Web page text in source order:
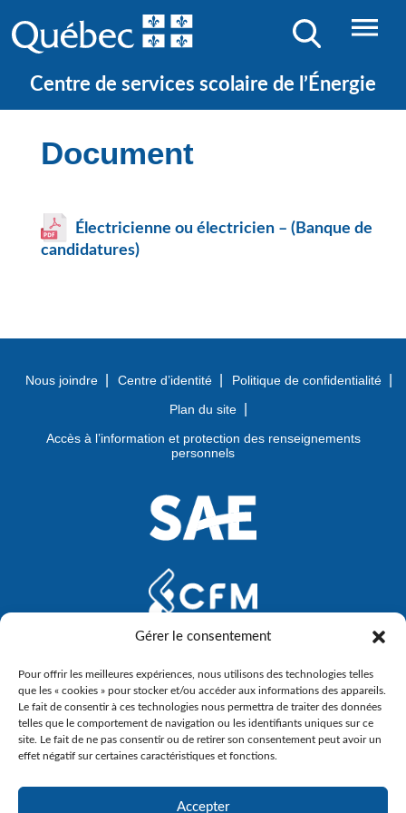
Gérer le consentement
Pour offrir les meilleures expériences, nous utilisons des technologies telles
que les « cookies » pour stocker et/ou accéder aux informations des appareils.
Le fait de consentir à ces technologies nous permettra de traiter des données
telles que le comportement de navigation ou les identifiants uniques sur ce
site. Le fait de ne pas consentir ou de retirer son consentement peut avoir un
effet négatif sur certaines caractéristiques et fonctions.
Accepter
Centre de services scolaire de l’Énergie
Document
Électricienne ou électricien – (Banque de
candidatures)
Nous joindre Centre d’identité
Politique de confidentialité
Plan du site
Accès à l’information et protection des renseignements
personnels